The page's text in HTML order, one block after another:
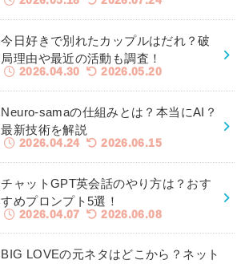
今日好きで別れたカップルはだれ？破
局理由や最近の活動も調査！
2026.04.30 2026.05.20
Neuro-samaの仕組みとは？本当にAI？
最新技術を解説
2026.04.24 2026.06.15
チャットGPT英会話のやり方は？おす
すめプロンプト5選！
2026.04.07 2026.06.08
BIG LOVEの元ネタはどこから？ネット